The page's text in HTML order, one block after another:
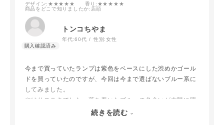
デザイン:★★★★★ 香り :★★★★★
商品をどこで知りましたか:店頭
トンコちやま
年代:60代 性別:女性
今まで買っていたランプは紫色をベースにした渋めかゴール
ドを買っていたのですが、今回は今まで選ばないブルー系に
してみました。
やはりステキでした。落ち着いたブルーの色合いが太陽に照
らされると透け感から見える色がまた変わり一日の変化を楽
続きを読む